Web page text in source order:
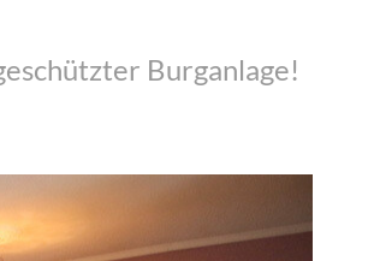
Burganlage!